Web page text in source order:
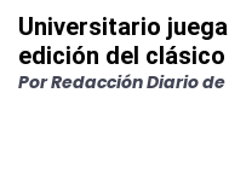
Universitario
edición del
PorRedacción Diario